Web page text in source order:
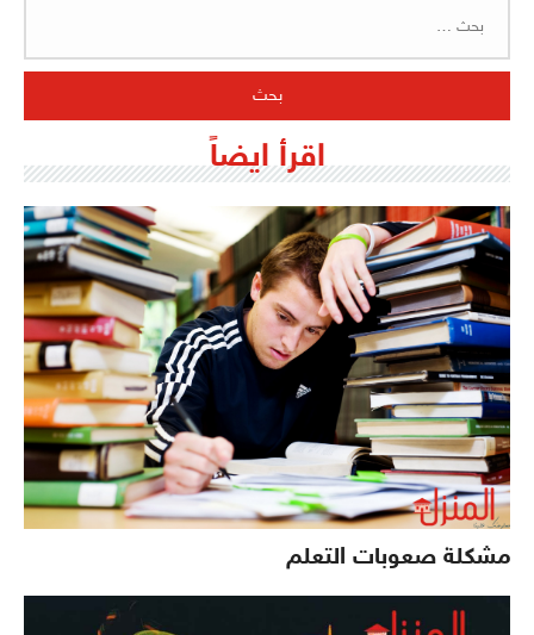
اقرأ ايضاً
مشكلة صعوبات التعلم